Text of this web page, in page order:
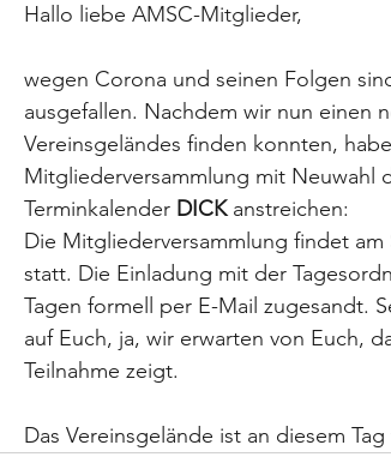
Hallo liebe AMSC-Mitglieder,
wegen Corona und seinen Folgen
ausgefallen. Nachdem wir nun einen
Vereinsgeländes finden konnten,
Mitgliederversammlung mit Neuwahl
Terminkalender DICK anstreichen:
Die Mitgliederversammlung findet am
statt. Die Einladung mit der
Tagen formell per E-Mail zugesandt.
auf Euch, ja, wir erwarten von Euch,
Teilnahme zeigt.
Das Vereinsgelände ist an diesem